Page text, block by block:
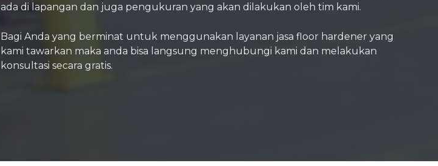
ada di lapangan dan juga pengukuran yang akan dilakukan oleh tim kami.
Bagi Anda yang berminat untuk menggunakan layanan jasa floor hardener yang
kami tawarkan maka anda bisa langsung menghubungi kami dan melakukan
konsultasi secara gratis.